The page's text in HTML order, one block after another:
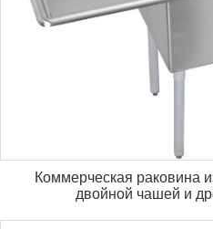
Коммерческая раковина
двойной чашей и